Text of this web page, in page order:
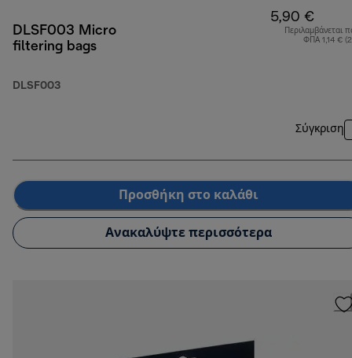
DLSF003 Micro
filtering bags
DLSF003
5,90 €
Περιλαμβάνεται
ΦΠΑ 1,14 €
Σύγκριση
Προσθήκη στο καλάθι
Ανακαλύψτε περισσότερα